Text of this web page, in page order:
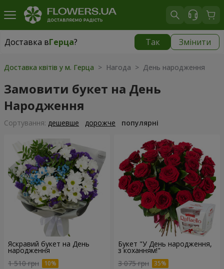
Доставка вГерца? Так Змінити
Доставка вГерца
Доставка квітів у м. Герца > Нагода > День народження
Замовити букет на День
Народження
Сортування: дешевше дорожче популярні
Яскравий букет на День
народження
1 510 грн
Букет "У День народження,
з коханням!"
3 075 грн